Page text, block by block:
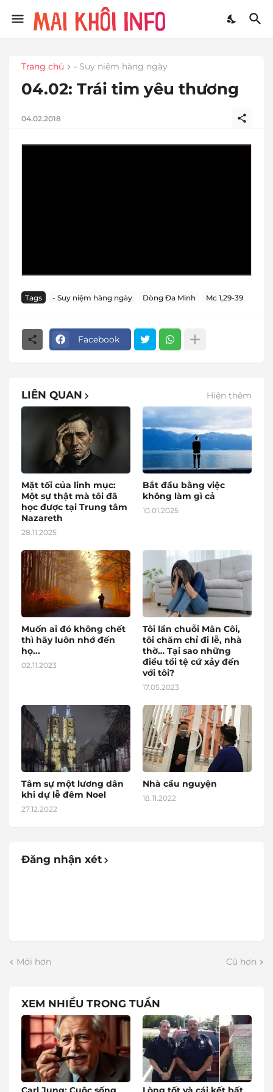
Trang chủ - Suy niệm hàng ngày
04.02: Trái tim yêu thương
04.02.2018
Tags - Suy niệm hàng ngày Dòng Đa Minh Mc 1,29-39
Facebook
LIÊN QUAN Hiện thêm
Mặt tối của linh mục:
Một sự thật mà tôi đã
học được tại Trung tâm
Nazareth
28.11.2025
Bắt đầu bằng việc
không làm gì cả
10.01.2025
Muốn ai đó không chết
thì hãy luôn nhớ đến
họ...
02.11.2023
Tôi lần chuỗi Mân Côi,
tôi chăm chỉ đi lễ, nhà
thờ… Tại sao những
điều tồi tệ cứ xảy đến
với tôi?
17.05.2023
Tâm sự một lương dân
khi dự lễ đêm Noel
27.12.2022
Nhà cầu nguyện
18.11.2022
Đăng nhận xét
Mới hơn Cũ hơn
XEM NHIỀU TRONG TUẦN